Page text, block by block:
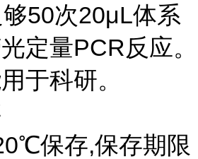
50次20μL体系
定量PCR反应。
于科研。
保存,保存期限